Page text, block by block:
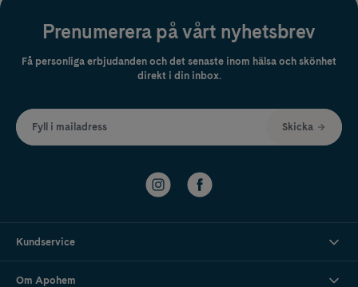
Prenumerera på vårt nyhetsbrev
Få personliga erbjudanden och det senaste inom hälsa och skönhet
direkt i din inbox.
Fyll i mailadress Skicka
Kundservice
Om Apohem